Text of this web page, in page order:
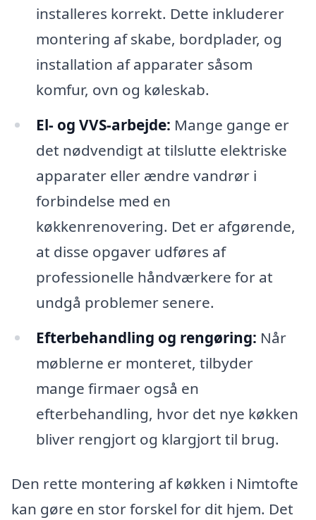
installeres korrekt. Dette inkluderer
montering af skabe, bordplader, og
installation af apparater såsom
komfur, ovn og køleskab.
El- og VVS-arbejde: Mange gange er
det nødvendigt at tilslutte elektriske
apparater eller ændre vandrør i
forbindelse med en
køkkenrenovering. Det er afgørende,
at disse opgaver udføres af
professionelle håndværkere for at
undgå problemer senere.
Efterbehandling og rengøring: Når
møblerne er monteret, tilbyder
mange firmaer også en
efterbehandling, hvor det nye køkken
bliver rengjort og klargjort til brug.
Den rette montering af køkken i Nimtofte
kan gøre en stor forskel for dit hjem. Det